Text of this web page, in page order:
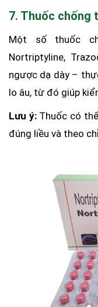
7. Thuốc chống
Một số thuốc
Nortriptyline,
ngược dạ dày –
lo âu, từ đó giúp
Lưu ý:Thuốc có
đúng liều và theo